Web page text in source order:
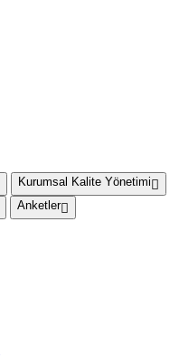
Kurumsal Kalite Yönetimi
Anketler